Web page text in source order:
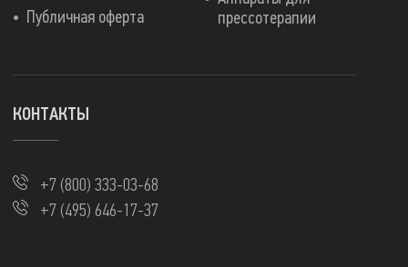
прессотерапии
Публичная оферта
КОНТАКТЫ
+7 (800) 333-03-68
+7 (495) 646-17-37